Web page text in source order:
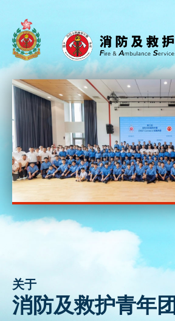
跳到内容（按回车键）
A A A
关于我们
最新活动
活动花絮
关于
消防及救护青年团